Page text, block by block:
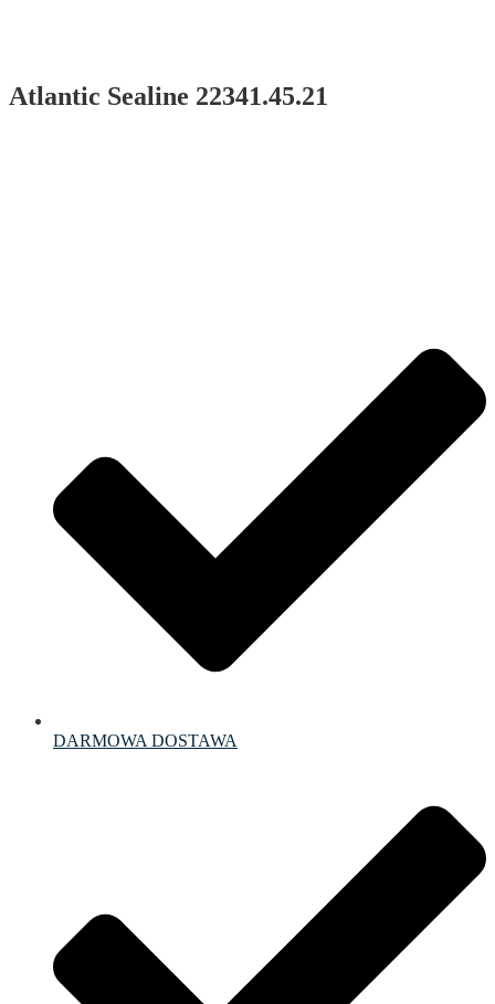
Atlantic Sealine 22341.45.21
DARMOWA DOSTAWA